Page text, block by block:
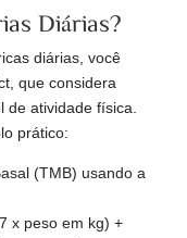
Diárias?
diárias, você
que considera
de atividade física.
prático:
(TMB) usando a
x peso em kg) +